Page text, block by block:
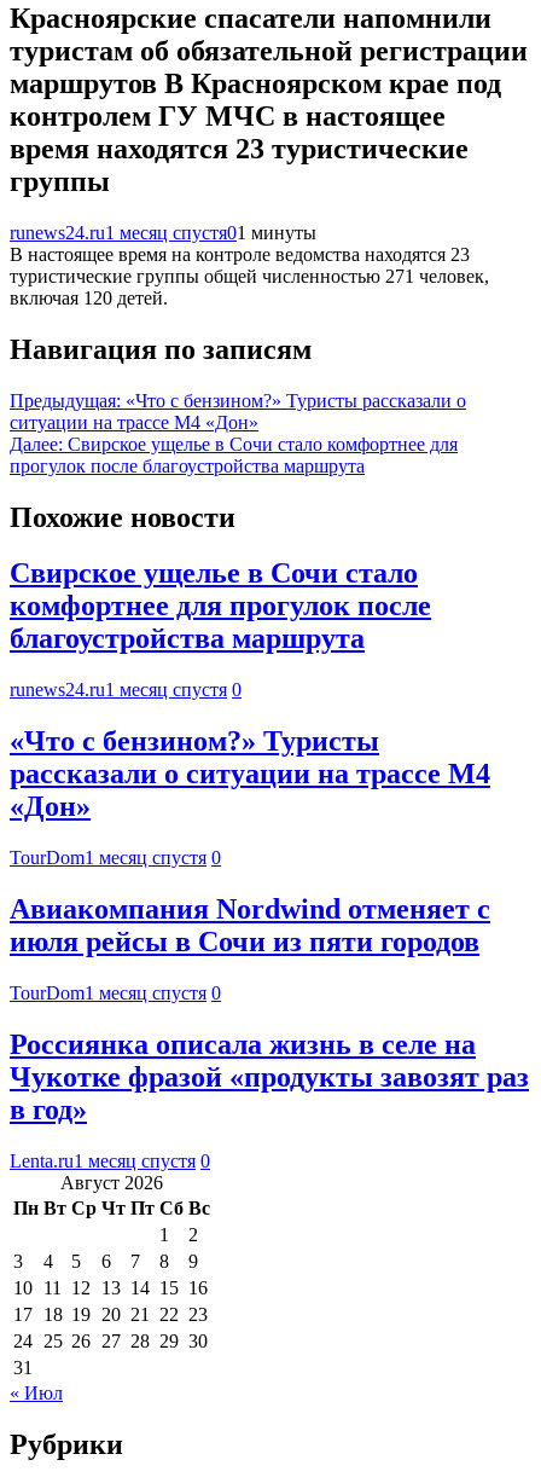
Красноярские спасатели напомнили
туристам об обязательной регистрации
маршрутов В Красноярском крае под
контролем ГУ МЧС в настоящее
время находятся 23 туристические
группы
runews24.ru1 месяц спустя01 минуты
В настоящее время на контроле ведомства находятся 23
туристические группы общей численностью 271 человек,
включая 120 детей.
Навигация по записям
Предыдущая: «Что с бензином?» Туристы рассказали о
ситуации на трассе М4 «Дон»
Далее: Свирское ущелье в Сочи стало комфортнее для
прогулок после благоустройства маршрута
Похожие новости
Свирское ущелье в Сочи стало
комфортнее для прогулок после
благоустройства маршрута
runews24.ru1 месяц спустя 0
«Что с бензином?» Туристы
рассказали о ситуации на трассе М4
«Дон»
TourDom1 месяц спустя 0
Авиакомпания Nordwind отменяет с
июля рейсы в Сочи из пяти городов
TourDom1 месяц спустя 0
Россиянка описала жизнь в селе на
Чукотке фразой «продукты завозят раз
в год»
Lenta.ru1 месяц спустя 0
Август 2026
Пн Вт Ср Чт Пт Сб Вс
1
2
3
4 5 6 7 8
9
10 11 12 13 14 15 16
17 18 19 20 21 22 23
24 25 26 27 28 29 30
31
« Июл
Рубрики